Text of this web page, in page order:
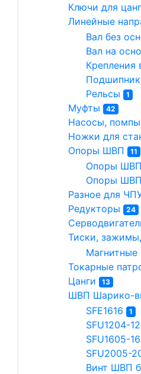
Ключи для
Линейные
Вал без
Вал на
Крепления
Рельсы 1
Муфты 42
Насосы, помпы
Ножки для
Опоры ШВП 11
Опоры ШВП
Опоры ШВП
Разное для
Редукторы 24
Тиски,
Магнитные
Токарные
Цанги 13
ШВП Шарико-
SFE1616 1
SFU1204-
SFU1605-
SFU2005-
Винт ШВП